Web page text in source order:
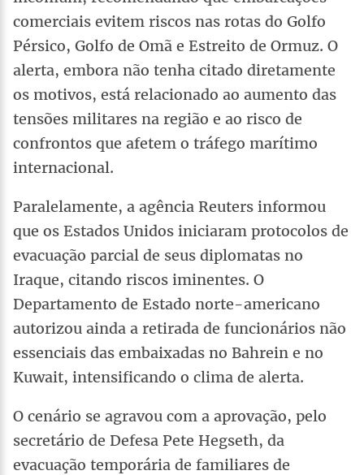
comerciais evitem riscos nas rotas do Golfo
Pérsico, Golfo de Omã e Estreito de Ormuz. O
alerta, embora não tenha citado diretamente
os motivos, está relacionado ao aumento das
tensões militares na região e ao risco de
confrontos que afetem o tráfego marítimo
internacional.
Paralelamente, a agência Reuters informou
que os Estados Unidos iniciaram protocolos de
evacuação parcial de seus diplomatas no
Iraque, citando riscos iminentes. O
Departamento de Estado norte-americano
autorizou ainda a retirada de funcionários não
essenciais das embaixadas no Bahrein e no
Kuwait, intensificando o clima de alerta.
O cenário se agravou com a aprovação, pelo
secretário de Defesa Pete Hegseth, da
evacuação temporária de familiares de